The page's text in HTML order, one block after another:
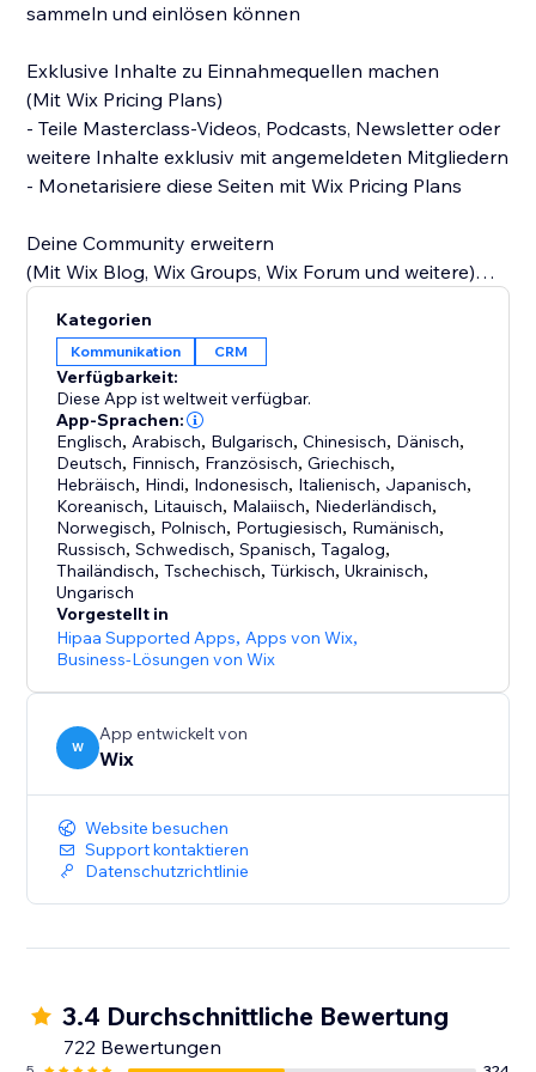
sammeln und einlösen können
Exklusive Inhalte zu Einnahmequellen machen
(Mit Wix Pricing Plans)
- Teile Masterclass-Videos, Podcasts, Newsletter oder
weitere Inhalte exklusiv mit angemeldeten Mitgliedern
- Monetarisiere diese Seiten mit Wix Pricing Plans
Deine Community erweitern
(Mit Wix Blog, Wix Groups, Wix Forum und weitere)
innerhalb deiner Community auf
- Erlaube es Nutzern, sich ganz einfach zu vernetzen
und einander zu folgen
- Verleihe Mitgliedern Abzeichen für Erfolge
- Ändere die Datenschutzeinstellungen und
entscheide, wer deine Mitgliedsprofile sehen kann
Kategorien
Kommunikation CRM
Verfügbarkeit:
Diese App ist weltweit verfügbar.
App-Sprachen:
Englisch, Arabisch, Bulgarisch,Chinesisch, Dänisch,
Deutsch, Finnisch, Französisch,Griechisch,
Hebräisch, Hindi, Indonesisch, Italienisch, Japanisch,
Koreanisch, Litauisch, Malaiisch, Niederländisch,
Norwegisch, Polnisch, Portugiesisch, Rumänisch,
Russisch,Schwedisch,Spanisch,Tagalog,
Thailändisch,Tschechisch,Türkisch,Ukrainisch,
Ungarisch
Vorgestellt in
Hipaa Supported Apps, Apps von Wix,
Business-Lösungen von Wix
W
App entwickelt von
Wix
Website besuchen
Support kontaktieren
Datenschutzrichtlinie
3.4 Durchschnittliche Bewertung
722 Bewertungen